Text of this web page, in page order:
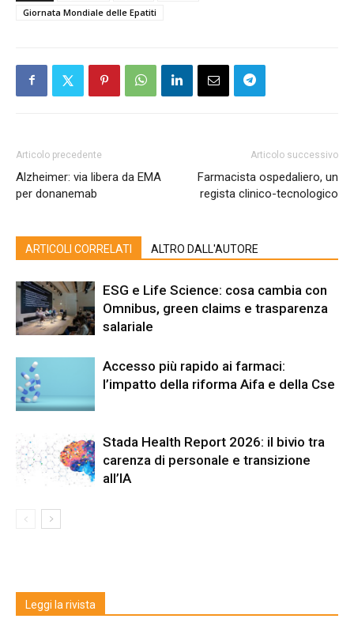
Giornata Mondiale delle Epatiti
Articolo precedente
Alzheimer: via libera da EMA
per donanemab
Articolo successivo
Farmacista ospedaliero, un
regista clinico-tecnologico
ARTICOLI CORRELATI ALTRO DALL'AUTORE
ESG e Life Science: cosa cambia con
Omnibus, green claims e trasparenza
salariale
Accesso più rapido ai farmaci:
l’impatto della riforma Aifa e della Cse
Stada Health Report 2026: il bivio tra
carenza di personale e transizione
all’IA
Leggi la rivista